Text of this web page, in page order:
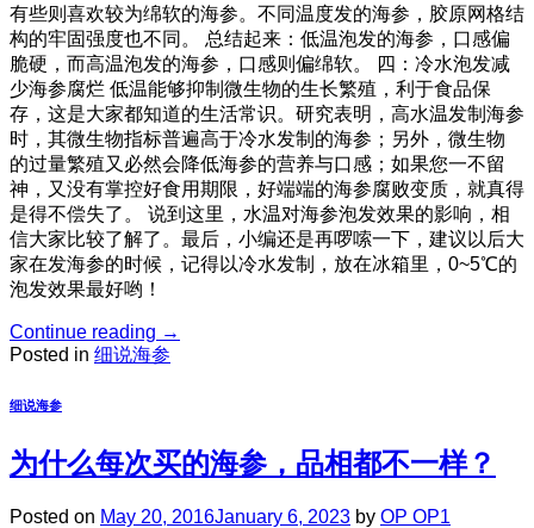
有些则喜欢较为绵软的海参。不同温度发的海参，胶原网格结
构的牢固强度也不同。 总结起来：低温泡发的海参，口感偏
脆硬，而高温泡发的海参，口感则偏绵软。 四：冷水泡发减
少海参腐烂 低温能够抑制微生物的生长繁殖，利于食品保
存，这是大家都知道的生活常识。研究表明，高水温发制海参
时，其微生物指标普遍高于冷水发制的海参；另外，微生物
的过量繁殖又必然会降低海参的营养与口感；如果您一不留
神，又没有掌控好食用期限，好端端的海参腐败变质，就真得
是得不偿失了。 说到这里，水温对海参泡发效果的影响，相
信大家比较了解了。最后，小编还是再啰嗦一下，建议以后大
家在发海参的时候，记得以冷水发制，放在冰箱里，0~5℃的
泡发效果最好哟！
Continue reading →
Posted in 细说海参
细说海参
为什么每次买的海参，品相都不一样？
Posted on May 20, 2016January 6, 2023 by OP OP1